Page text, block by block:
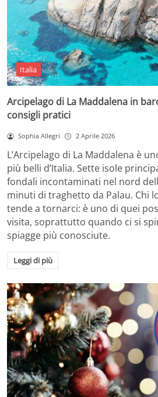
Italia
Arcipelago di La Maddalena in
consigli pratici
Sophia Allegri 2 Aprile 2026
L’Arcipelago di La Maddalena è
più belli d’Italia. Sette isole
fondali incontaminati nel nord
minuti di traghetto da Palau. Chi
tende a tornarci: è uno di quei
visita, soprattutto quando ci si
spiagge più conosciute.
Leggi di più